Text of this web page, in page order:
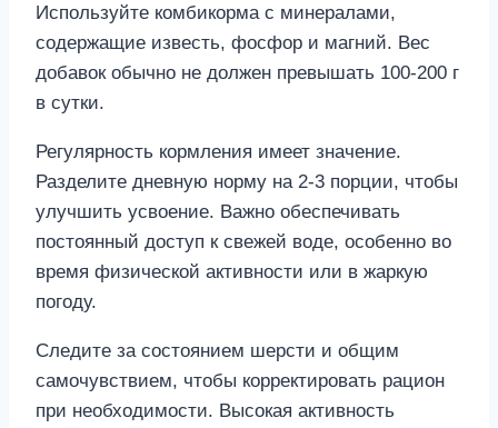
Используйте комбикорма с минералами,
содержащие известь, фосфор и магний. Вес
добавок обычно не должен превышать 100-200 г
в сутки.
Регулярность кормления имеет значение.
Разделите дневную норму на 2-3 порции, чтобы
улучшить усвоение. Важно обеспечивать
постоянный доступ к свежей воде, особенно во
время физической активности или в жаркую
погоду.
Следите за состоянием шерсти и общим
самочувствием, чтобы корректировать рацион
при необходимости. Высокая активность